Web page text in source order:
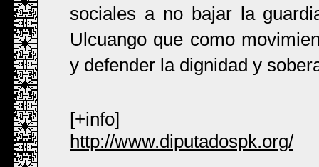
sociales a no bajar la
Ulcuango que como
y defender la dignidad y
[+info]
http://www.diputadospk.org/